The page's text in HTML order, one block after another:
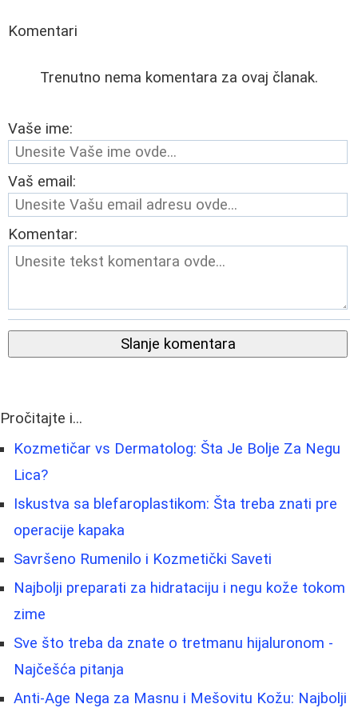
Komentari
Trenutno nema komentara za ovaj članak.
Vaše ime:
Vaš email:
Komentar:
Slanje komentara
Pročitajte i...
Kozmetičar vs Dermatolog: Šta Je Bolje Za Negu
Lica?
Iskustva sa blefaroplastikom: Šta treba znati pre
operacije kapaka
Savršeno Rumenilo i Kozmetički Saveti
Najbolji preparati za hidrataciju i negu kože tokom
zime
Sve što treba da znate o tretmanu hijaluronom -
Najčešća pitanja
Anti-Age Nega za Masnu i Mešovitu Kožu: Najbolji